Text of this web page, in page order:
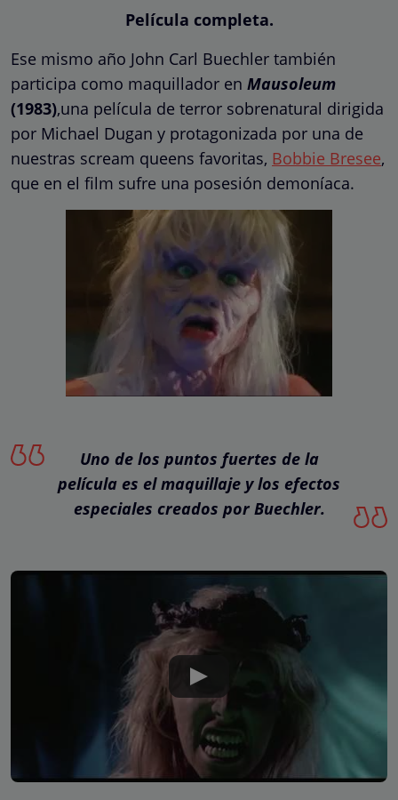
Película completa.
Ese mismo año John Carl Buechler también
participa como maquillador en Mausoleum
(1983),una película de terror sobrenatural dirigida
por Michael Dugan y protagonizada por una de
nuestras scream queens favoritas, Bobbie Bresee,
que en el film sufre una posesión demoníaca.
Uno de los puntos fuertes de la
película es el maquillaje y los efectos
especiales creados por Buechler.